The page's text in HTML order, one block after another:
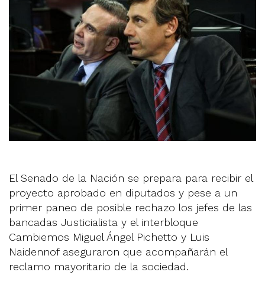
El Senado de la Nación se prepara para recibir el
proyecto aprobado en diputados y pese a un
primer paneo de posible rechazo los jefes de las
bancadas Justicialista y el interbloque
Cambiemos Miguel Ángel Pichetto y Luis
Naidennof aseguraron que acompañarán el
reclamo mayoritario de la sociedad.